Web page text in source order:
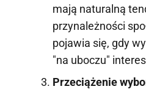
mają naturalną
przynależności
pojawia się, gdy
"na uboczu"
Przeciążenie